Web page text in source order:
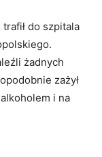
do szpitala
żadnych
zażył
i na